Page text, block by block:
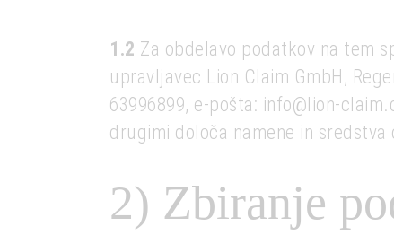
1.2 Za obdelavo podatkov na tem
upravljavec Lion Claim GmbH,
63996899, e-pošta: info@lion-
drugimi določa namene in
2) Zbiranje